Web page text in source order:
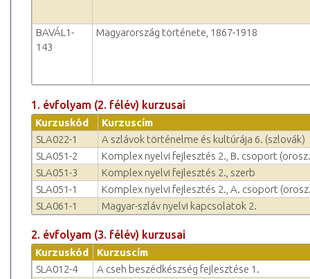
BAVÁL1-
143
Magyarország története, 1867-1918
1. évfolyam (2. félév) kurzusai
Kurzuskód
Kurzuscím
SLA022-1
A szlávok történelme és kultúrája 6. (szlovák)
SLA051-2
Komplex nyelvi fejlesztés 2., B. csoport
SLA051-3
Komplex nyelvi fejlesztés 2., szerb
SLA051-1
Komplex nyelvi fejlesztés 2., A. csoport
SLA061-1
Magyar-szláv nyelvi kapcsolatok 2.
2. évfolyam (3. félév) kurzusai
Kurzuskód
Kurzuscím
SLA012-4
A cseh beszédkészség fejlesztése 1.